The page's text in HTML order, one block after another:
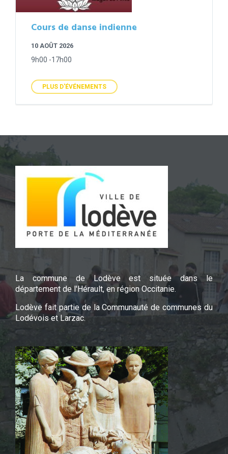
Cours de danse indienne
10 AOÛT 2026
9h00 -17h00
PLUS D'ÉVÉNEMENTS
La commune de Lodève est située dans le
département de l'Hérault, en région Occitanie.
Lodève fait partie de la Communauté de communes du
Lodévois et Larzac.